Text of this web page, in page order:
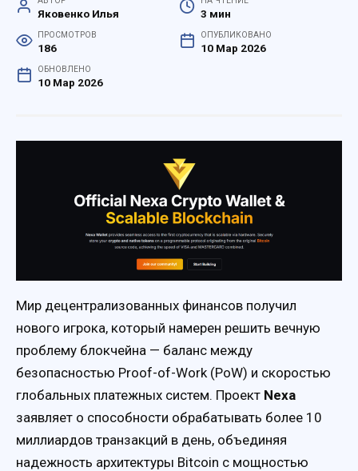
Яковенко Илья 3 мин
ПРОСМОТРОВ
186
ОПУБЛИКОВАНО
10 Мар 2026
ОБНОВЛЕНО
10 Мар 2026
Мир децентрализованных финансов получил
нового игрока, который намерен решить вечную
проблему блокчейна — баланс между
безопасностью Proof-of-Work (PoW) и скоростью
глобальных платежных систем. Проект Nexa
заявляет о способности обрабатывать более 10
миллиардов транзакций в день, объединяя
надежность архитектуры Bitcoin с мощностью